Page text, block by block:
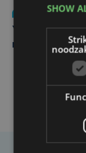
Nieuws
Yaro (19),
maandenlange
SHOW